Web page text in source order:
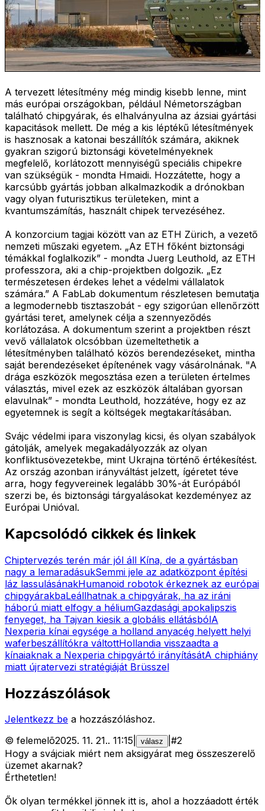
A tervezett létesítmény még mindig kisebb lenne, mint
más európai országokban, például Németországban
található chipgyárak, és elhalványulna az ázsiai gyártási
kapacitások mellett. De még a kis léptékű létesítmények
is hasznosak a katonai beszállítók számára, akiknek
gyakran szigorú biztonsági követelményeknek
megfelelő, korlátozott mennyiségű speciális chipekre
van szükségük - mondta Hmaidi. Hozzátette, hogy a
karcsúbb gyártás jobban alkalmazkodik a drónokban
vagy olyan futurisztikus területeken, mint a
kvantumszámítás, használt chipek tervezéséhez.
A konzorcium tagjai között van az ETH Zürich, a vezető
nemzeti műszaki egyetem. „Az ETH főként biztonsági
témákkal foglalkozik” - mondta Juerg Leuthold, az ETH
professzora, aki a chip-projektben dolgozik. „Ez
természetesen érdekes lehet a védelmi vállalatok
számára.” A FabLab dokumentum részletesen bemutatja
a legmodernebb tisztaszobát - egy szigorúan ellenőrzött
gyártási teret, amelynek célja a szennyeződés
korlátozása. A dokumentum szerint a projektben részt
vevő vállalatok olcsóbban üzemeltethetik a
létesítményben található közös berendezéseket, mintha
saját berendezéseket építenének vagy vásárolnának. "A
drága eszközök megosztása ezen a területen értelmes
választás, mivel ezek az eszközök általában gyorsan
elavulnak” - mondta Leuthold, hozzátéve, hogy ez az
egyetemnek is segít a költségek megtakarításában.
Svájc védelmi ipara viszonylag kicsi, és olyan szabályok
gátolják, amelyek megakadályozzák az olyan
konfliktusövezetekbe, mint Ukrajna történő értékesítést.
Az ország azonban irányváltást jelzett, ígéretet téve
arra, hogy fegyvereinek legalább 30%-át Európából
szerzi be, és biztonsági tárgyalásokat kezdeményez az
Európai Unióval.
Kapcsolódó cikkek és linkek
Chiptervezés terén már jól áll Kína, de a gyártásban
nagy a lemaradásukSemmi jele az adatközpont építési
láz lassulásánakHumanoid robotok érkeznek az európai
chipgyárakbaLeállhatnak a chipgyárak, ha az iráni
háború miatt elfogy a héliumGazdasági apokalipszis
fenyeget, ha Tajvan kiesik a globális ellátásbólA
Nexperia kínai egysége a holland anyacég helyett helyi
waferbeszállítókra váltottHollandia visszaadta a
kínaiaknak a Nexperia chipgyártó irányításátA chiphiány
miatt újratervezi stratégiáját Brüsszel
Hozzászólások
Jelentkezz be a hozzászóláshoz.
© felemelõ2025. 11. 21.. 11:15 válasz #2
Hogy a svájciak miért nem aksigyárat meg összeszerelő
üzemet akarnak?
Érthetetlen!
Ők olyan termékkel jönnek itt is, ahol a hozzáadott érték